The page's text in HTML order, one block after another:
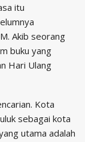
itu
Akib seorang
buku yang
Hari Ulang
Kota
sebagai kota
utama adalah